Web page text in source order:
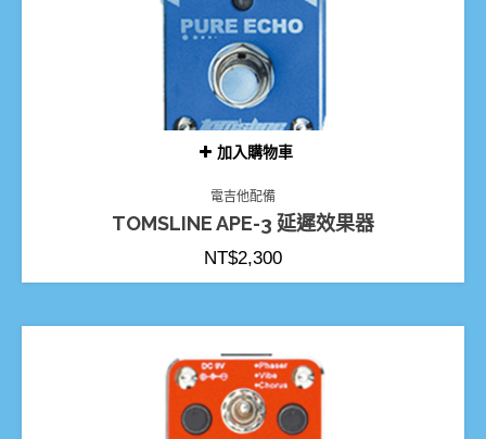
加入購物車
電吉他配備
TOMSLINE APE-3 延遲效果器
NT$2,300